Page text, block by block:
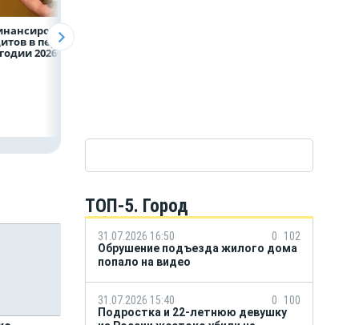
в первом
2026 года
ТОП-5. Город
31.07.2026 16:50 0
102
Обрушение подъезда жилого дома
попало на видео
31.07.2026 15:40 0
100
Подростка и 22-летнюю девушку